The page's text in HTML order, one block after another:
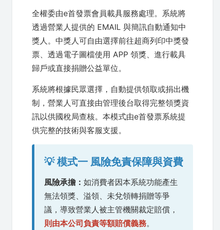
全權委由e首發票會員載具服務處理。系統將
透過營業人提供的 EMAIL 與簡訊自動通知中
獎人。中獎人可自由選擇前往超商列印中獎發
票、透過電子圖檔使用 APP 領獎、進行載具
歸戶或直接捐贈公益單位。
系統將根據民眾選擇，自動提供領取或捐出機
制，營業人可直接由管理後台取得完整領獎資
訊以供國稅局查核。本模式由e首發票系統提
供完整的技術與客服支援。
💡 模式一 風險免責保障與資費
風險承擔： 如消費者因本系統功能產生
無法領獎、溢領、未兌領轉捐贈等爭
議，導致營業人被主管機關裁定賠償，
則由本公司負責等額賠償義務。